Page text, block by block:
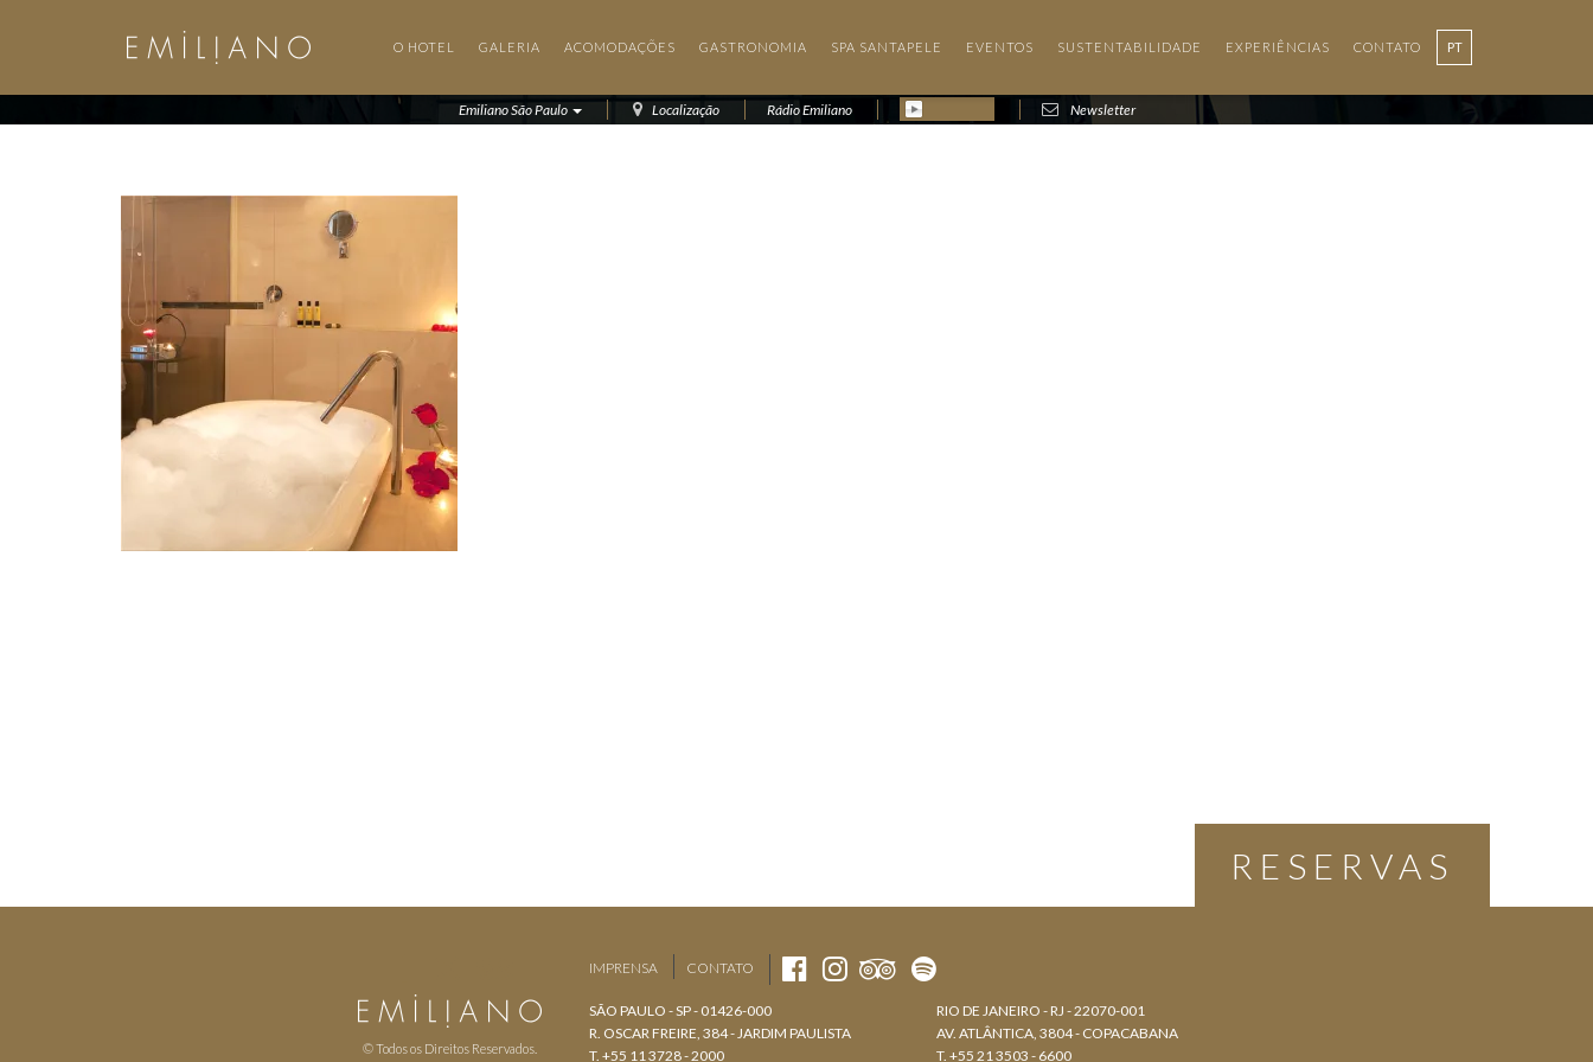
O HOTEL GALERIA ACOMODAÇÕES GASTRONOMIA SPA SANTAPELE EVENTOS SUSTENTABILIDADE EXPERIÊNCIAS CONTATO PT
Emiliano São Paulo Localização Rádio Emiliano Newsletter
RESERVAS
© Todos os Direitos Reservados.
IMPRENSA CONTATO
SÃO PAULO - SP - 01426-000
R. OSCAR FREIRE, 384 - JARDIM PAULISTA
T. +55 11 3728 - 2000
RIO DE JANEIRO - RJ - 22070-001
AV. ATLÂNTICA, 3804 - COPACABANA
T. +55 21 3503 - 6600